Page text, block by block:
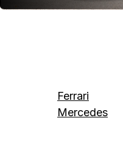
Ferrari
Mercedes